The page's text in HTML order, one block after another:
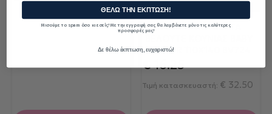
PALAMAIKI ΚΟΥΒΕΡΤΑ
VELOUR 110X140 BV724
€16.25
Τιμή κατασκευαστή: € 32.50
ΘΕΛΩ ΤΗΝ ΕΚΠΤΩΣΗ!
Μισούμε το spam όσο κι εσείς! Με την εγγραφή σας θα λαμβάνετε μόνο τις καλύτερες
προσφορές μας!
Δε θέλω έκπτωση, ευχαριστώ!